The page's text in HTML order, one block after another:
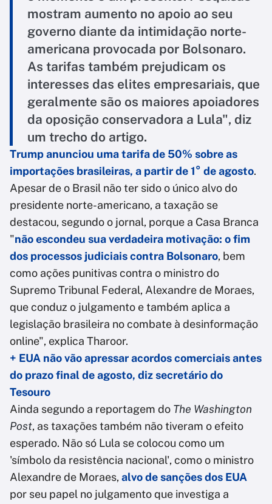
mostram aumento no apoio ao seu
governo diante da intimidação norte-
americana provocada por Bolsonaro.
As tarifas também prejudicam os
interesses das elites empresariais, que
geralmente são os maiores apoiadores
da oposição conservadora a Lula", diz
um trecho do artigo.
Trump anunciou uma tarifa de 50% sobre as
importações brasileiras, a partir de 1° de agosto.
Apesar de o Brasil não ter sido o único alvo do
presidente norte-americano, a taxação se
destacou, segundo o jornal, porque a Casa Branca
"não escondeu sua verdadeira motivação: o fim
dos processos judiciais contra Bolsonaro, bem
como ações punitivas contra o ministro do
Supremo Tribunal Federal, Alexandre de Moraes,
que conduz o julgamento e também aplica a
legislação brasileira no combate à desinformação
online", explica Tharoor.
+ EUA não vão apressar acordos comerciais antes
do prazo final de agosto, diz secretário do
Tesouro
Ainda segundo a reportagem do The Washington
Post, as taxações também não tiveram o efeito
esperado. Não só Lula se colocou como um
'símbolo da resistência nacional', como o ministro
Alexandre de Moraes, alvo de sanções dos EUA
por seu papel no julgamento que investiga a